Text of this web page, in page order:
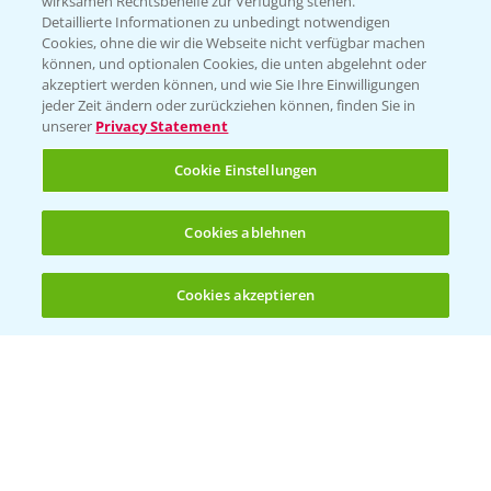
(noch 4)
Folgen Sie uns
Allgemeine Nutzungsbedingungen
Datenschutzerklärung
Detaillierte Informationen zu unbedingt notwendigen
Cookies, ohne die wir die Webseite nicht verfügbar machen
können, und optionalen Cookies, die unten abgelehnt oder
akzeptiert werden können, und wie Sie Ihre Einwilligungen
jeder Zeit ändern oder zurückziehen können, finden Sie in
unserer Privacy Statement
Cookie Einstellungen
Cookies ablehnen
Cookies akzeptieren